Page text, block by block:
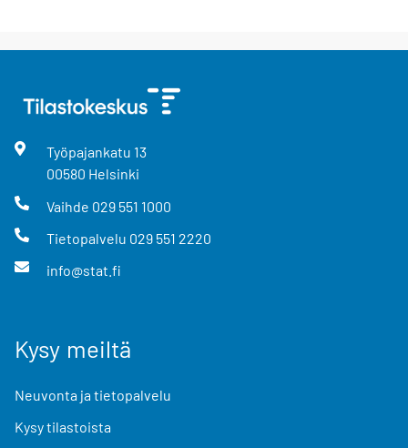
Työpajankatu 13
00580 Helsinki
Vaihde 029 551 1000
Tietopalvelu 029 551 2220
info@stat.fi
Kysy meiltä
Neuvonta ja tietopalvelu
Kysy tilastoista